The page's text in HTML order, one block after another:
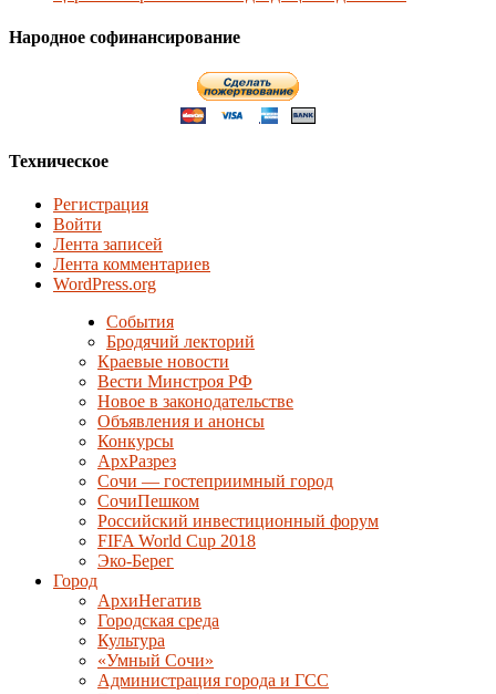
Народное софинансирование
Техническое
Регистрация
Войти
Лента записей
Лента комментариев
WordPress.org
События
Бродячий лекторий
Краевые новости
Вести Минстроя РФ
Новое в законодательстве
Объявления и анонсы
Конкурсы
АрхРазрез
Сочи — гостеприимный город
СочиПешком
Российский инвестиционный форум
FIFA World Cup 2018
Эко-Берег
Город
АрхиНегатив
Городская среда
Культура
«Умный Сочи»
Администрация города и ГСС